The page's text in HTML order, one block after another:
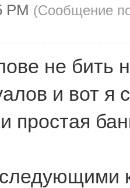
PM (Сообщение
не бить
и вот я
простая
следующими